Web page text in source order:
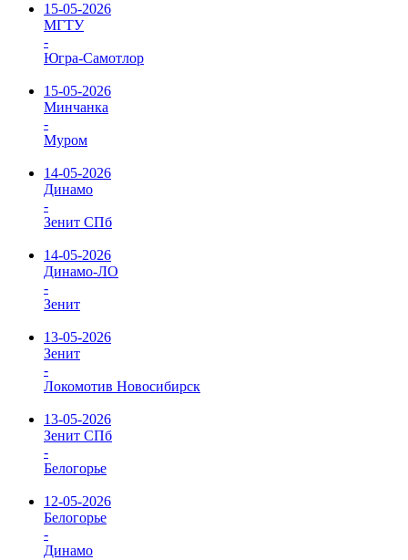
15-05-2026
МГТУ
-
Югра-Самотлор
15-05-2026
Минчанка
-
Муром
14-05-2026
Динамо
-
Зенит СПб
14-05-2026
Динамо-ЛО
-
Зенит
13-05-2026
Зенит
-
Локомотив Новосибирск
13-05-2026
Зенит СПб
-
Белогорье
12-05-2026
Белогорье
-
Динамо